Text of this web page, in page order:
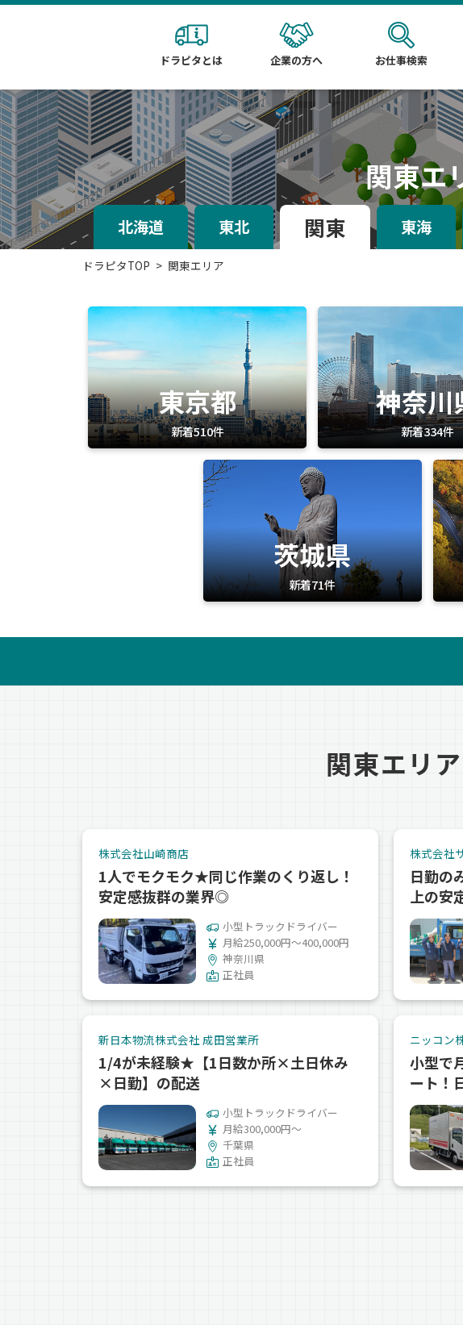
ドラピタとは 企業の方へ お仕事検索
関東エ
北海道 東北 関東 東海
ドラピタTOP 関東エリア
東京都
新着510件
神奈川
新着334件
茨城県
新着71件
関東エリ
株式会社山崎商店
1人でモクモク★同じ作業のくり返し！
安定感抜群の業界◎
小型トラックドライバー
月給250,000円～400,000円
神奈川県
正社員
株式会社
日勤の
上の安
新日本物流株式会社 成田営業所
1/4が未経験★【1日数か所×土日休み
×日勤】の配送
小型トラックドライバー
月給300,000円～
千葉県
正社員
ニッコン
小型で
ート！